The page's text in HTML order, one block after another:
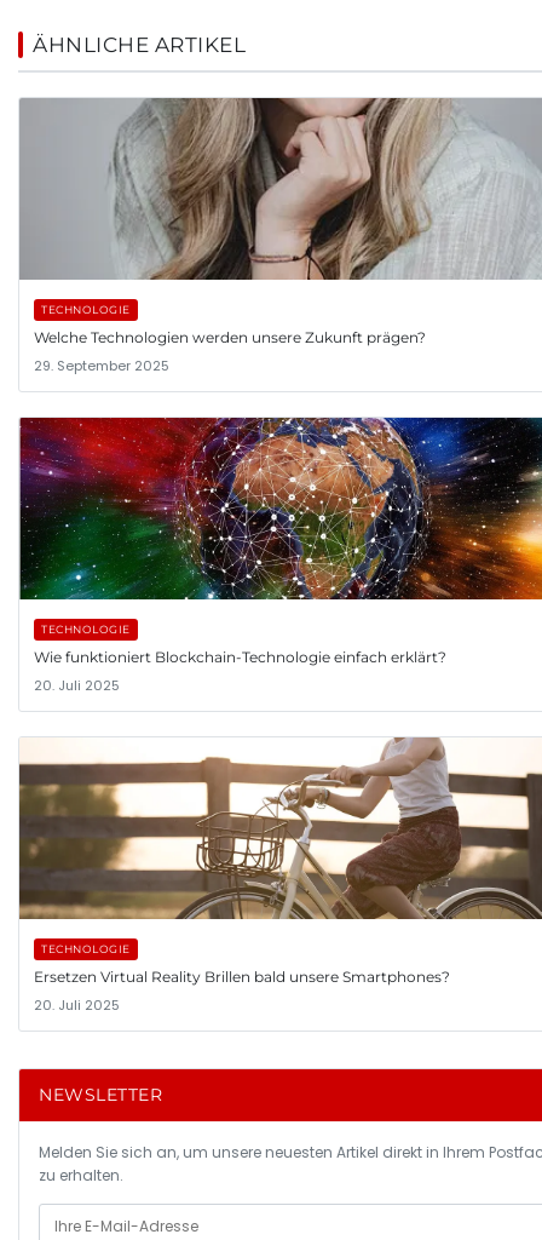
ÄHNLICHE ARTIKEL
TECHNOLOGIE
Welche Technologien werden unsere Zukunft prägen?
29. September 2025
TECHNOLOGIE
Wie funktioniert Blockchain-Technologie einfach erklärt?
20. Juli 2025
TECHNOLOGIE
Ersetzen Virtual Reality Brillen bald unsere Smartphones?
20. Juli 2025
NEWSLETTER
Melden Sie sich an, um unsere neuesten Artikel direkt in Ihrem
zu erhalten.